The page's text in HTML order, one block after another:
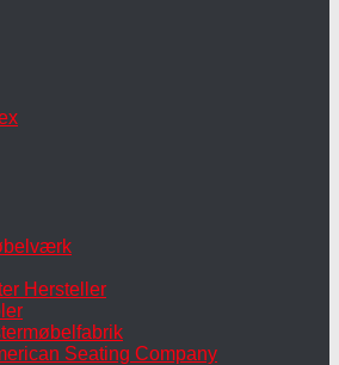
Hersteller
Seating Company